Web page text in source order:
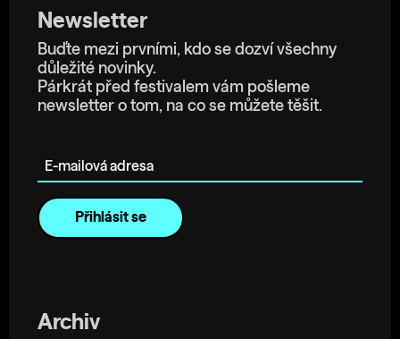
Newsletter
Buďte mezi prvními, kdo se dozví všechny
důležité novinky.
Párkrát před festivalem vám pošleme
newsletter o tom, na co se můžete těšit.
Archiv